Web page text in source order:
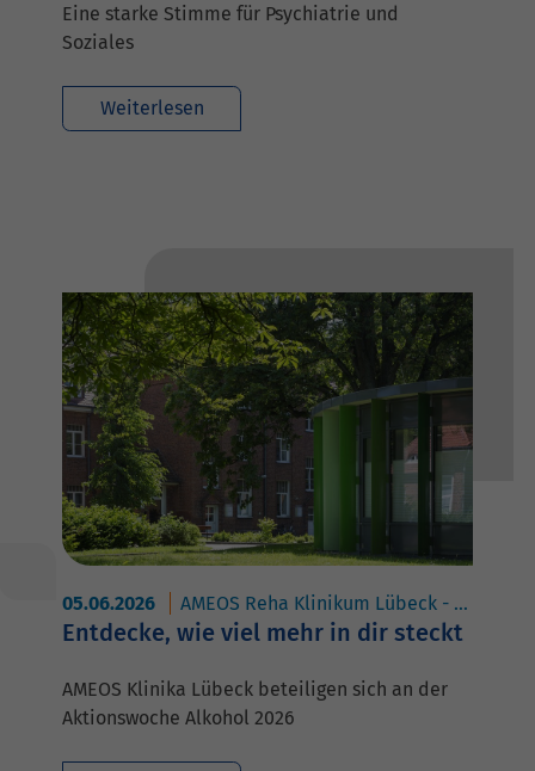
Eine starke Stimme für Psychiatrie und
Soziales
Weiterlesen
05.06.2026 AMEOS Reha Klinikum Lübeck - Abhängigkeitserkrankungen
Entdecke, wie viel mehr in dir steckt
AMEOS Klinika Lübeck beteiligen sich an der
Aktionswoche Alkohol 2026